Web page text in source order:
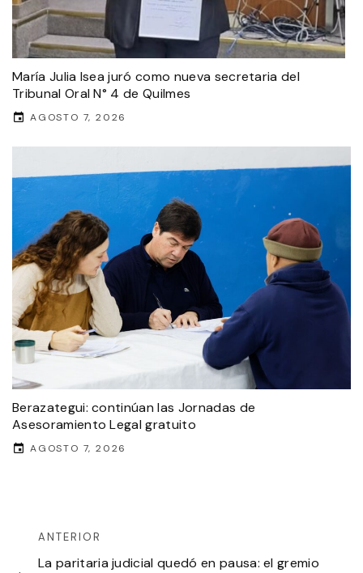
María Julia Isea juró como nueva secretaria del
Tribunal Oral N° 4 de Quilmes
AGOSTO 7, 2026
Berazategui: continúan las Jornadas de
Asesoramiento Legal gratuito
AGOSTO 7, 2026
ANTERIOR
La paritaria judicial quedó en pausa: el gremio